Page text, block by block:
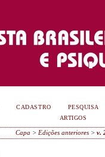
CADASTRO
PESQUISA
ARTIGOS
Capa > Edições anteriores> v.